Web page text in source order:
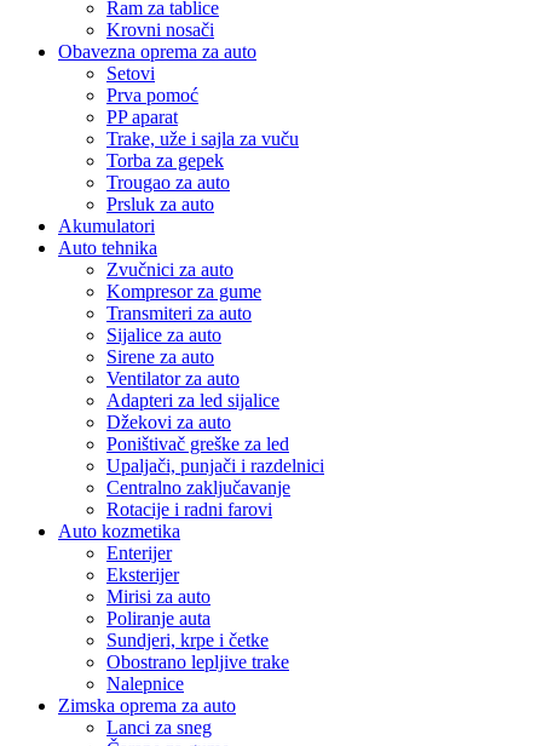
Ram za tablice
Krovni nosači
Obavezna oprema za auto
Setovi
Prva pomoć
PP aparat
Trake, uže i sajla za vuču
Torba za gepek
Trougao za auto
Prsluk za auto
Akumulatori
Auto tehnika
Zvučnici za auto
Kompresor za gume
Transmiteri za auto
Sijalice za auto
Sirene za auto
Ventilator za auto
Adapteri za led sijalice
Džekovi za auto
Poništivač greške za led
Upaljači, punjači i razdelnici
Centralno zaključavanje
Rotacije i radni farovi
Auto kozmetika
Enterijer
Eksterijer
Mirisi za auto
Poliranje auta
Sundjeri, krpe i četke
Obostrano lepljive trake
Nalepnice
Zimska oprema za auto
Lanci za sneg